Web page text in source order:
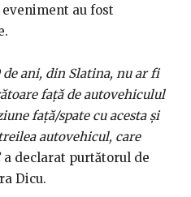
au fost
de ani, din Slatina, nu ar fi
față de autovehiculul
față/spate cu acesta și
autovehicul, care
a declarat purtătorul de
Dicu.